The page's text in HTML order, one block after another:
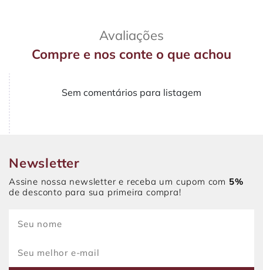
Avaliações
Compre e nos conte o que achou
Sem comentários para listagem
Newsletter
Assine nossa newsletter e receba um cupom com 5%
de desconto para sua primeira compra!